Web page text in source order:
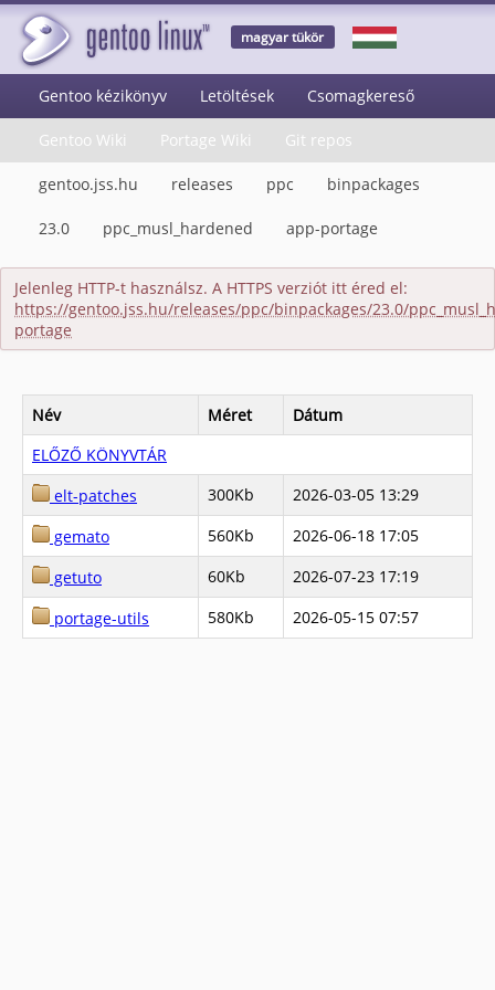
magyar tükör
Gentoo kézikönyv Letöltések Csomagkereső
Gentoo Wiki Portage Wiki Git repos
gentoo.jss.hu releases ppc binpackages
23.0 ppc_musl_hardened app-portage
Jelenleg HTTP-t használsz. A HTTPS verziót itt éred el:
https://gentoo.jss.hu/releases/ppc/binpackages/23.0/
portage
Név Méret
Dátum
ELŐZŐ KÖNYVTÁR
elt-patches
300Kb
2026-03-05 13:29
gemato
560Kb
2026-06-18 17:05
getuto
60Kb
2026-07-23 17:19
portage-utils
580Kb 2026-05-15 07:57